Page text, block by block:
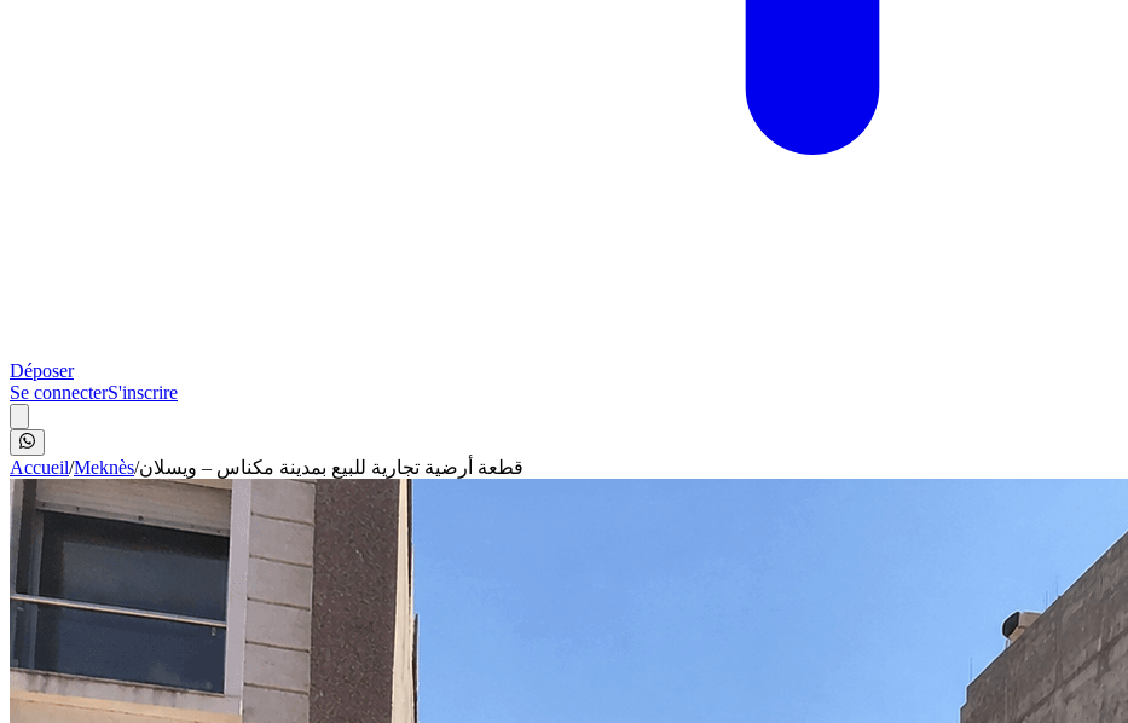
Déposer
Se connecterS'inscrire
Accueil/Meknès/قطعة أرضية تجارية للبيع بمدينة مكناس – ويسلان